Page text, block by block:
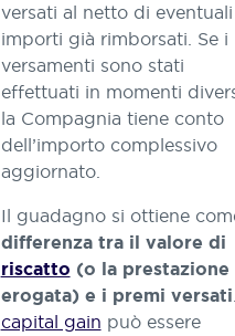
versati al netto di eventuali
importi già rimborsati. Se i
versamenti sono stati
effettuati in momenti
la Compagnia tiene conto
dell’importo complessivo
aggiornato.
Il guadagno si ottiene
differenza tra il valore di
riscatto (o la prestazione
erogata) e i premi versati
capital gain può essere